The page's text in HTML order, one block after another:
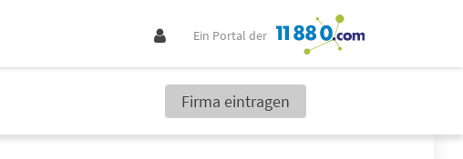
Ein Portal der
Firma eintragen